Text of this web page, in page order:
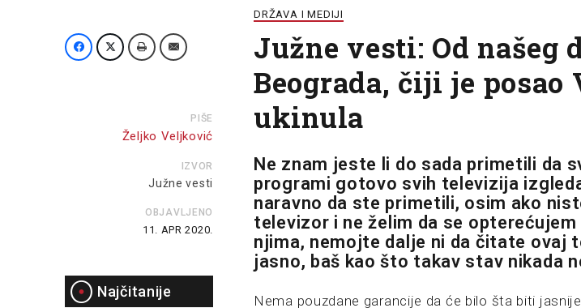
PIŠE
Željko Veljković
IZVOR
Južne vesti
OBJAVLJENO
11. APR 2020.
Najčitanije
DRŽAVA I MEDIJI
Južne vesti: Od našeg
Beograda, čiji je posao
ukinula
Ne znam jeste li do sada primetili da
programi gotovo svih televizija
naravno da ste primetili, osim ako
televizor i ne želim da se
njima, nemojte dalje ni da čitate ovaj
jasno, baš kao što takav stav nikada
Nema pouzdane garancije da će bilo šta biti